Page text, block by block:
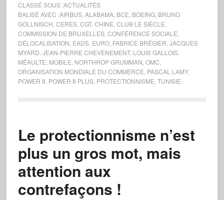
CLASSÉ SOUS :ACTUALITÉS
BALISÉ AVEC :AIRBUS, ALABAMA, BCE BOEING, BRUNO
GOLLNISCH CERES, CGT, CHINE CLUB LE SIÈCLE
COMMISSION DE BRUXELLES, CONFÉRENCE SOCIALE
DÉLOCALISATION EADS, EURO, FABRICE BRÉGIER JACQUES
MYARD JEAN-PIERRE CHEVÈNEMENT, LOUIS GALLOIS,
MÉAULTE MOBILE NORTHROP GRUMMAN OMC
ORGANISATION MONDIALE DU COMMERCE PASCAL LAMY,
POWER 8 POWER 8 PLUS, PROTECTIONNISME TUNISIE
Le protectionnisme n’est
plus un gros mot, mais
attention aux
contrefaçons !